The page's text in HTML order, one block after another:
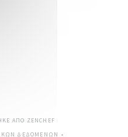
ΑΠΌ ZENCHEF((ΑΝΟΊΓΕΙ ΣΕ ΝΈΟ
ΔΕΔΟΜΈΝΩΝ